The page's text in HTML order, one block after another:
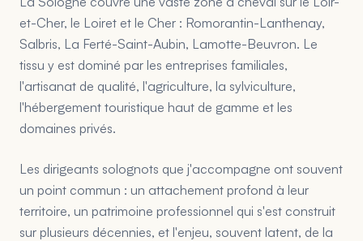
et-Cher, le Loiret et le Cher : Romorantin-Lanthenay,
Salbris, La Ferté-Saint-Aubin, Lamotte-Beuvron. Le
tissu y est dominé par les entreprises familiales,
l'artisanat de qualité, l'agriculture, la sylviculture,
l'hébergement touristique haut de gamme et les
domaines privés.
Les dirigeants solognots que j'accompagne ont souvent
un point commun : un attachement profond à leur
territoire, un patrimoine professionnel qui s'est construit
sur plusieurs décennies, et l'enjeu, souvent latent, de la